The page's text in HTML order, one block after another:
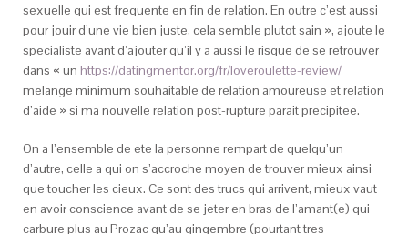
sexuelle qui est frequente en fin de relation. En outre c’est aussi
pour jouir d’une vie bien juste, cela semble plutot sain », ajoute le
specialiste avant d’ajouter qu’il y a aussi le risque de se retrouver
dans « un https://datingmentor.org/fr/loveroulette-review/
melange minimum souhaitable de relation amoureuse et relation
d’aide » si ma nouvelle relation post-rupture parait precipitee.
On a l’ensemble de ete la personne rempart de quelqu’un
d’autre, celle a qui on s’accroche moyen de trouver mieux ainsi
que toucher les cieux. Ce sont des trucs qui arrivent, mieux vaut
en avoir conscience avant de se jeter en bras de l’amant(e) qui
carbure plus au Prozac qu’au gingembre (pourtant tres